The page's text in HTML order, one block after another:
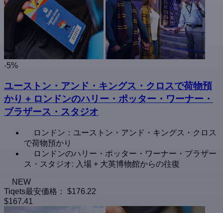
-5%
ユーストン・アンド・キングス・クロスで荷物預
かり + ロンドンのハリー・ポッター・ワーナー・
ブラザース・スタジオ
ロンドン：ユーストン・アンド・キングス・クロス
で荷物預かり
ロンドンのハリー・ポッター・ワーナー・ブラザー
ス・スタジオ: 入場 + 大英博物館からの往復
NEW
Tiqets最安価格：
$176.22
$167.41